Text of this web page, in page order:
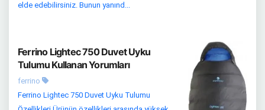
elde edebilirsiniz. Bunun yanınd...
Ferrino Lightec 750 Duvet Uyku
Tulumu Kullanan Yorumları
ferrino
Ferrino Lightec 750 Duvet Uyku Tulumu